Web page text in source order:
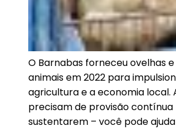
O Barnabas forneceu ovelhas
animais em 2022 para
agricultura e a economia local.
precisam de provisão contínua
sustentarem – você pode